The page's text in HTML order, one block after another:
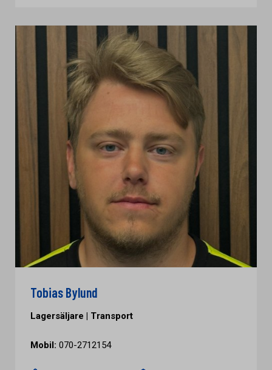
Tobias Bylund
Lagersäljare | Transport
Mobil: 070-2712154